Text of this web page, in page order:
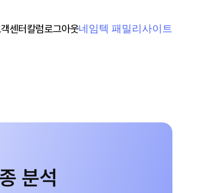
센터 칼럼로그아웃네임텍 패밀리사이트
분석